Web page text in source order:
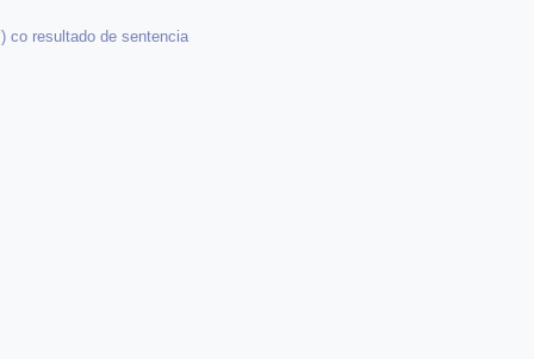
co resultado de sentencia